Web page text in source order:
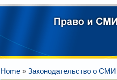
Home » Законодательство о